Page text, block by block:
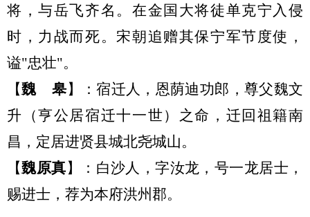
将，与岳飞齐名。在金国大将徒单克宁入侵
时，力战而死。宋朝追赠其保宁军节度使，
谥"忠壮"。
【魏 皋】：宿迁人，恩荫迪功郎，尊父魏文
升（亨公居宿迁十一世）之命，迁回祖籍南
昌，定居进贤县城北尧城山。
【魏原真】： 白沙人，字汝龙，号一龙居士，
赐进士，荐为本府洪州郡。